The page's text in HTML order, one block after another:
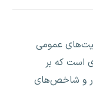
عمومی
است که بر
و شاخص‌های